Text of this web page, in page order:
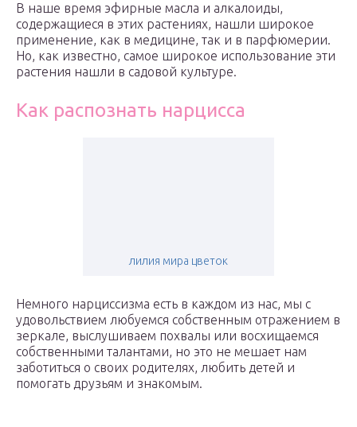
В наше время эфирные масла и алкалоиды,
содержащиеся в этих растениях, нашли широкое
применение, как в медицине, так и в парфюмерии.
Но, как известно, самое широкое использование эти
растения нашли в садовой культуре.
Как распознать нарцисса
лилия мира цветок
Немного нарциссизма есть в каждом из нас, мы с
удовольствием любуемся собственным отражением в
зеркале, выслушиваем похвалы или восхищаемся
собственными талантами, но это не мешает нам
заботиться о своих родителях, любить детей и
помогать друзьям и знакомым.